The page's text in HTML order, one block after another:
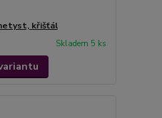
křišťál
Skladem 5 ks